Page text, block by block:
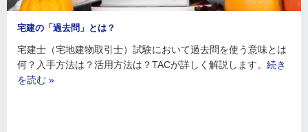
宅建の「過去問」とは？
宅建士（宅地建物取引士）試験において過去問を使う意味とは
何？入手方法は？活用方法は？TACが詳しく解説します。 続き
を読む »